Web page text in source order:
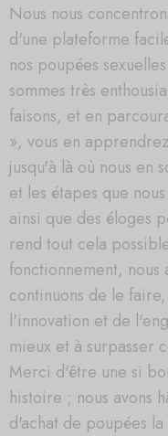
Nous nous
d'une plateforme
nos poupées
sommes très
faisons, et en
», vous en
jusqu'à là où nous en
et les étapes que
ainsi que des éloges
rend tout cela
fonctionnement, nous
continuons de le
l'innovation et de
mieux et à surpasser
Merci d'être une si
histoire ; nous avons
d'achat de poupées